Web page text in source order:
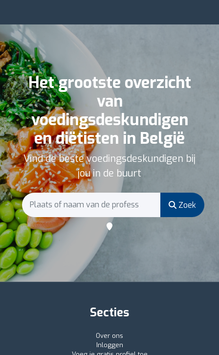
Het grootste overzicht
van
voedingsdeskundigen
en diëtisten in België
Vind de beste voedingsdeskundigen bij
jou in de buurt
Zoek
Secties
Over ons
Inloggen